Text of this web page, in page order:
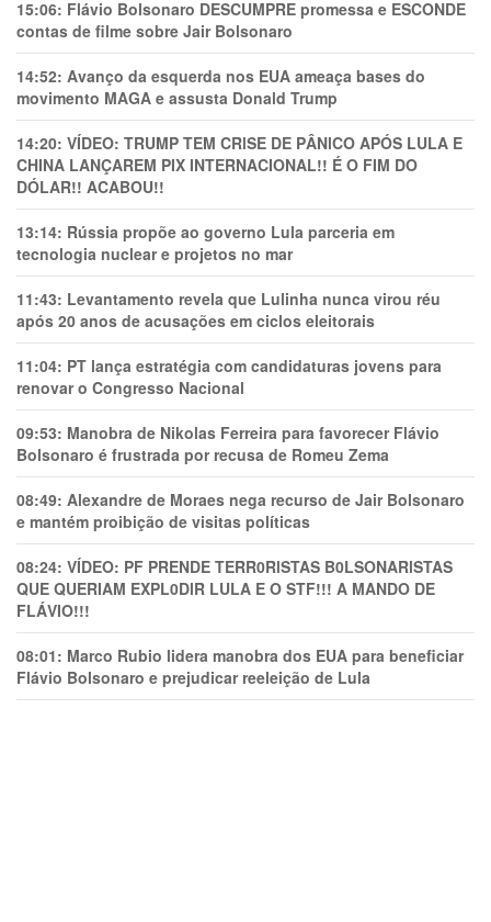
15:06: Flávio Bolsonaro DESCUMPRE promessa e ESCONDE
contas de filme sobre Jair Bolsonaro
14:52: Avanço da esquerda nos EUA ameaça bases do
movimento MAGA e assusta Donald Trump
14:20: VÍDEO: TRUMP TEM CRlSE DE PÂNlCO APÓS LULA E
CHINA LANÇAREM PIX INTERNACIONAL!! É O FIM DO
DÓLAR!! ACABOU!!
13:14: Rússia propõe ao governo Lula parceria em
tecnologia nuclear e projetos no mar
11:43: Levantamento revela que Lulinha nunca virou réu
após 20 anos de acusações em ciclos eleitorais
11:04: PT lança estratégia com candidaturas jovens para
renovar o Congresso Nacional
09:53: Manobra de Nikolas Ferreira para favorecer Flávio
Bolsonaro é frustrada por recusa de Romeu Zema
08:49: Alexandre de Moraes nega recurso de Jair Bolsonaro
e mantém proibição de visitas políticas
08:24: VÍDEO: PF PRENDE TERR0RlSTAS B0LSONARlSTAS
QUE QUERIAM EXPL0DlR LULA E O STF!!! A MANDO DE
FLÁVIO!!!
08:01: Marco Rubio lidera manobra dos EUA para beneficiar
Flávio Bolsonaro e prejudicar reeleição de Lula